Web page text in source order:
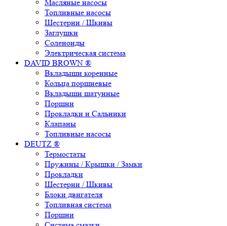
Масляные насосы
Топливные насосы
Шестерни / Шкивы
Заглушки
Соленоиды
Электрическая система
DAVID BROWN ®
Вкладыши коренные
Кольца поршневые
Вкладыши шатунные
Поршни
Прокладки и Сальники
Клапаны
Топливные насосы
DEUTZ ®
Термостаты
Пружины / Крышки / Замки
Прокладки
Шестерни / Шкивы
Блоки двигателя
Топливная система
Поршни